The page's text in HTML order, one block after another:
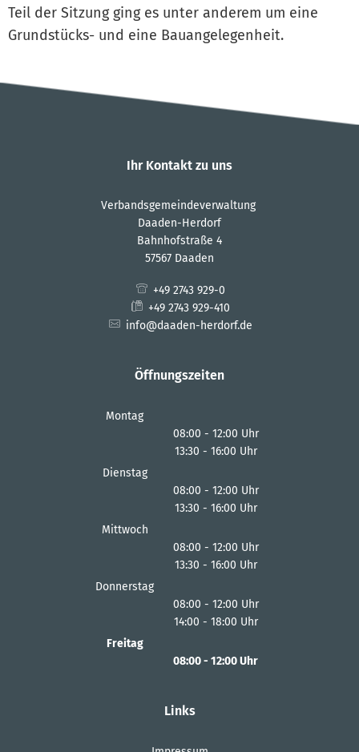
Teil der Sitzung ging es unter anderem um eine
Grundstücks- und eine Bauangelegenheit.
Ihr Kontakt zu uns
Verbandsgemeindeverwaltung
Daaden-Herdorf
Bahnhofstraße 4
57567 Daaden
+49 2743 929-0
+49 2743 929-410
info@daaden-herdorf.de
Öffnungszeiten
Montag
08:00 - 12:00 Uhr
Von 08:00 bis 12:00 Uhr
13:30 - 16:00 Uhr
Dienstag
08:00 - 12:00 Uhr
Von 08:00 bis 12:00 Uhr
13:30 - 16:00 Uhr
Mittwoch
08:00 - 12:00 Uhr
Von 08:00 bis 12:00 Uhr
13:30 - 16:00 Uhr
Donnerstag
08:00 - 12:00 Uhr
Von 08:00 bis 12:00 Uhr
14:00 - 18:00 Uhr
Freitag
08:00- 12:00Uhr
Links